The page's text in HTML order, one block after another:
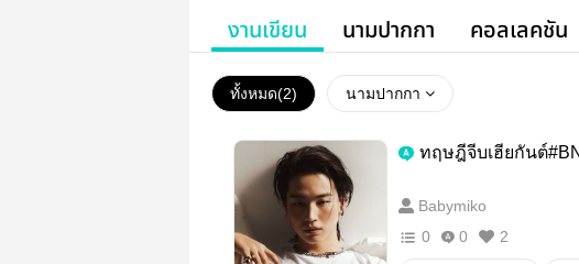
งานเขียน นามปากกา คอลเลคชัน
ทั้งหมด(2) นามปากกา
ทฤษฎีจีบเฮียกันต์
Babymiko
0
0 2